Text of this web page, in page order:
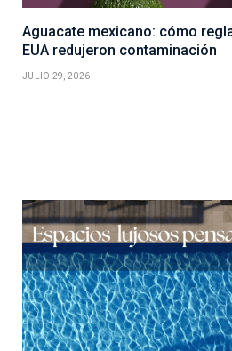
Aguacate mexicano: cómo
EUA redujeron contaminación
JULIO 29, 2026